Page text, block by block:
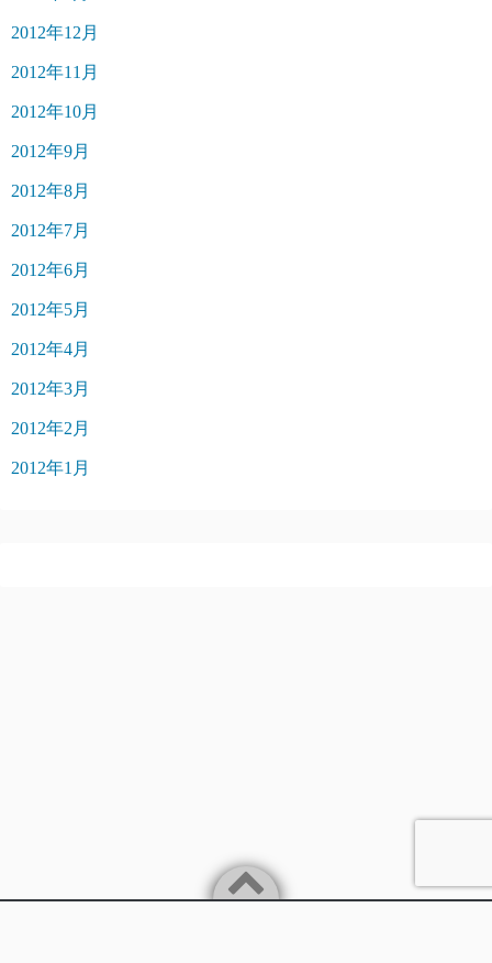
2012年12月
2012年11月
2012年10月
2012年9月
2012年8月
2012年7月
2012年6月
2012年5月
2012年4月
2012年3月
2012年2月
2012年1月